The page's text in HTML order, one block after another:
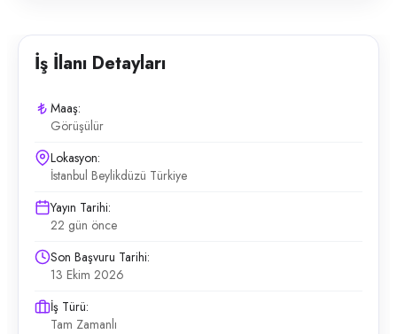
İş İlanı Detayları
Maaş:
Görüşülür
Lokasyon:
İstanbul Beylikdüzü Türkiye
Yayın Tarihi:
22 gün önce
Son Başvuru Tarihi:
13 Ekim 2026
İş Türü:
Tam Zamanlı